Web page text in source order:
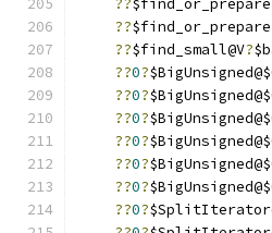
??
??
??$find_small@V?
??0?
??0?
??0?
??0?
??0?
??0?
??0?